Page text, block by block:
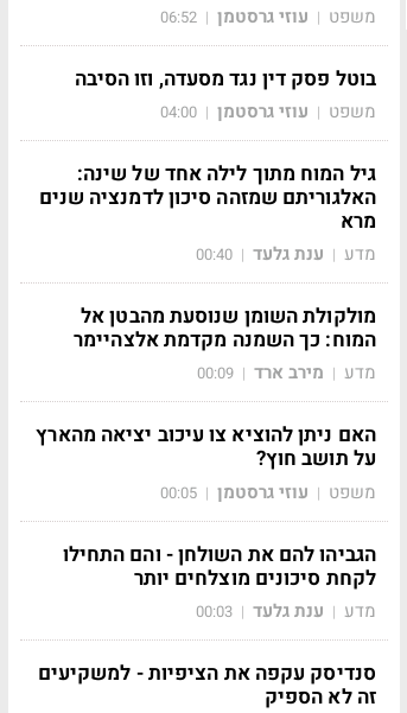
משפט | עוזי גרסטמן |
06:52
בוטל פסק דין נגד מסעדה, וזו הסיבה
משפט | עוזי גרסטמן |
04:00
גיל המוח מתוך לילה אחד של שינה:
האלגוריתם שמזהה סיכון לדמנציה שנים
מרא
מדע | ענת גלעד |
00:40
מולקולת השומן שנוסעת מהבטן אל
המוח: כך השמנה מקדמת אלצהיימר
מדע | מירב ארד |
00:09
האם ניתן להוציא צו עיכוב יציאה מהארץ
על תושב חוץ?
משפט | עוזי גרסטמן |
00:05
הגביהו להם את השולחן - והם התחילו
לקחת סיכונים מוצלחים יותר
מדע | ענת גלעד |
00:03
סנדיסק עקפה את הציפיות - למשקיעים
זה לא הספיק